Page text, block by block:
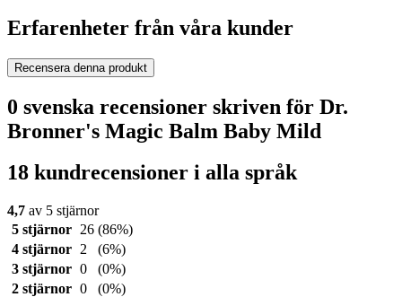
Erfarenheter från våra kunder
Recensera denna produkt
0 svenska recensioner skriven för Dr.
Bronner's Magic Balm Baby Mild
18 kundrecensioner i alla språk
4,7 av 5 stjärnor
5 stjärnor
26 (86%)
4 stjärnor
2
(6%)
3 stjärnor 0
(0%)
2 stjärnor 0
(0%)